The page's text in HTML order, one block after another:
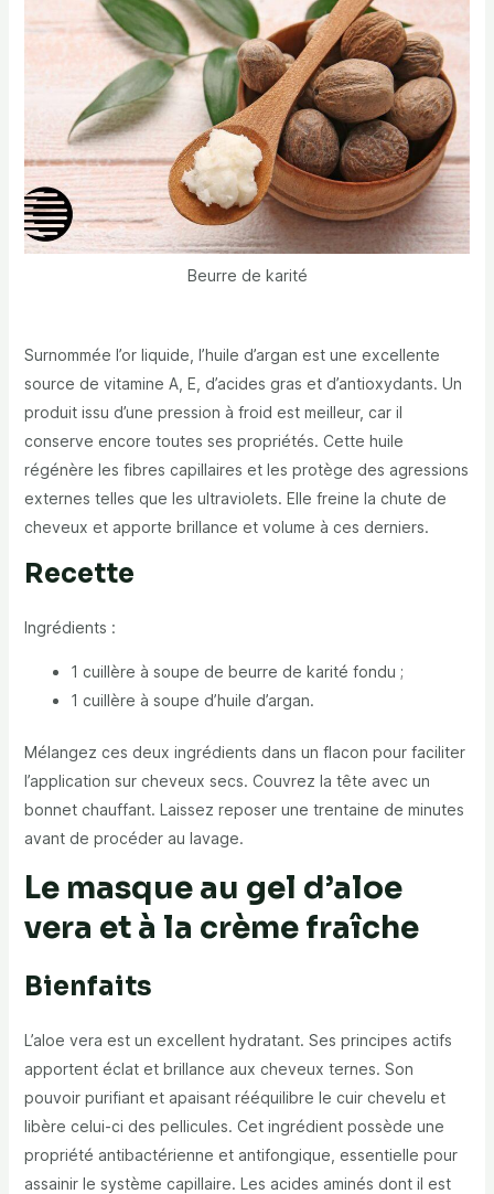
Beurre de karité
Surnommée l’or liquide, l’huile d’argan est une excellente
source de vitamine A, E, d’acides gras et d’antioxydants. Un
produit issu d’une pression à froid est meilleur, car il
conserve encore toutes ses propriétés. Cette huile
régénère les fibres capillaires et les protège des agressions
externes telles que les ultraviolets. Elle freine la chute de
cheveux et apporte brillance et volume à ces derniers.
Recette
Ingrédients :
1 cuillère à soupe de beurre de karité fondu ;
1 cuillère à soupe d’huile d’argan.
Mélangez ces deux ingrédients dans un flacon pour faciliter
l’application sur cheveux secs. Couvrez la tête avec un
bonnet chauffant. Laissez reposer une trentaine de minutes
avant de procéder au lavage.
Le masque au gel d’aloe
vera et à la crème fraîche
Bienfaits
L’aloe vera est un excellent hydratant. Ses principes actifs
apportent éclat et brillance aux cheveux ternes. Son
pouvoir purifiant et apaisant rééquilibre le cuir chevelu et
libère celui-ci des pellicules. Cet ingrédient possède une
propriété antibactérienne et antifongique, essentielle pour
assainir le système capillaire. Les acides aminés dont il est